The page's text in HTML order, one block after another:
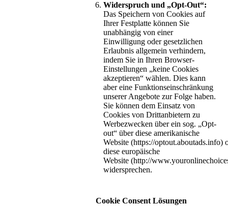
Widerspruch und „Opt-Out“:
Das Speichern von Cookies auf
Ihrer Festplatte können Sie
unabhängig von einer
Einwilligung oder gesetzlichen
Erlaubnis allgemein verhindern,
indem Sie in Ihren Browser-
Einstellungen „keine Cookies
akzeptieren“ wählen. Dies kann
aber eine Funktionseinschränkung
unserer Angebote zur Folge haben.
Sie können dem Einsatz von
Cookies von Drittanbietern zu
Werbezwecken über ein sog. „Opt-
out“ über diese amerikanische
Website (https://optout.aboutads.info)
diese europäische
Website (http://
widersprechen.
Cookie Consent Lösungen